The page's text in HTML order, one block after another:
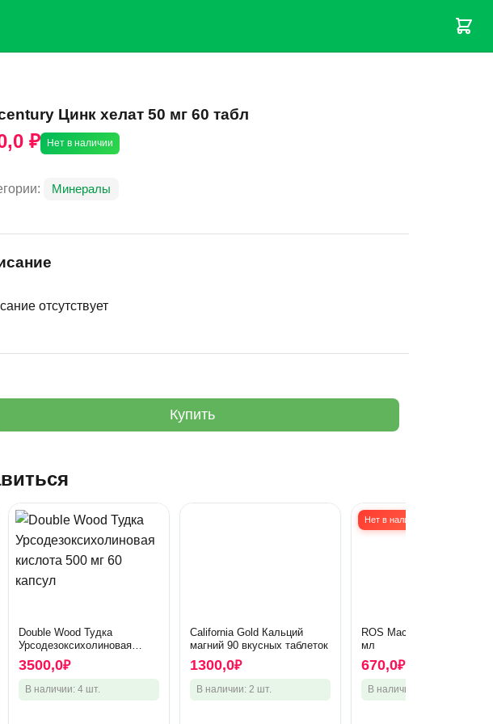
Цинк хелат 50 мг 60 табл
₽ Нет в наличии
Минералы
отсутствует
Купить
Double Wood Тудка
Урсодезоксихолиновая
3500,0₽
В наличии: 4 шт.
California Gold Кальций
магний 90 вкусных таблеток
1300,0₽
В наличии: 2 шт.
Нет в наличии
ROS Масло тыквенное 250
мл
670,0₽
В наличии: 0 шт.